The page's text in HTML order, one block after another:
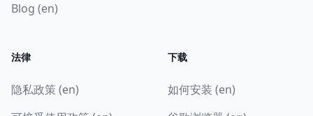
Blog (en)
法律
隐私政策 (en)
下载
如何安装 (en)